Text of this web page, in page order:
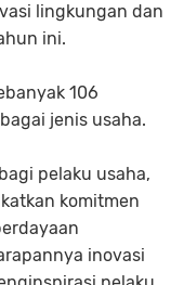
lingkungan dan
ini.
106
jenis usaha.
pelaku usaha,
komitmen
inovasi